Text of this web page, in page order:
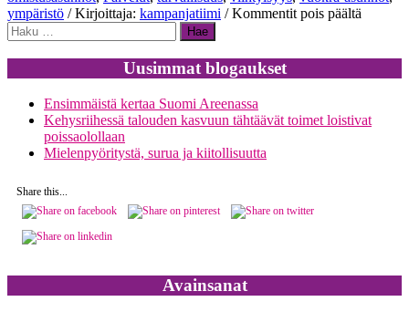
ympäristö / Kirjoittaja: kampanjatiimi /Kommentit pois päältä
ja
Haku:
Uusimmat blogaukset
Ensimmäistä kertaa Suomi Areenassa
Kehysriihessä talouden kasvuun tähtäävät toimet loistivat
poissaolollaan
Mielenpyöritystä, surua ja kiitollisuutta
Share this...
Avainsanat